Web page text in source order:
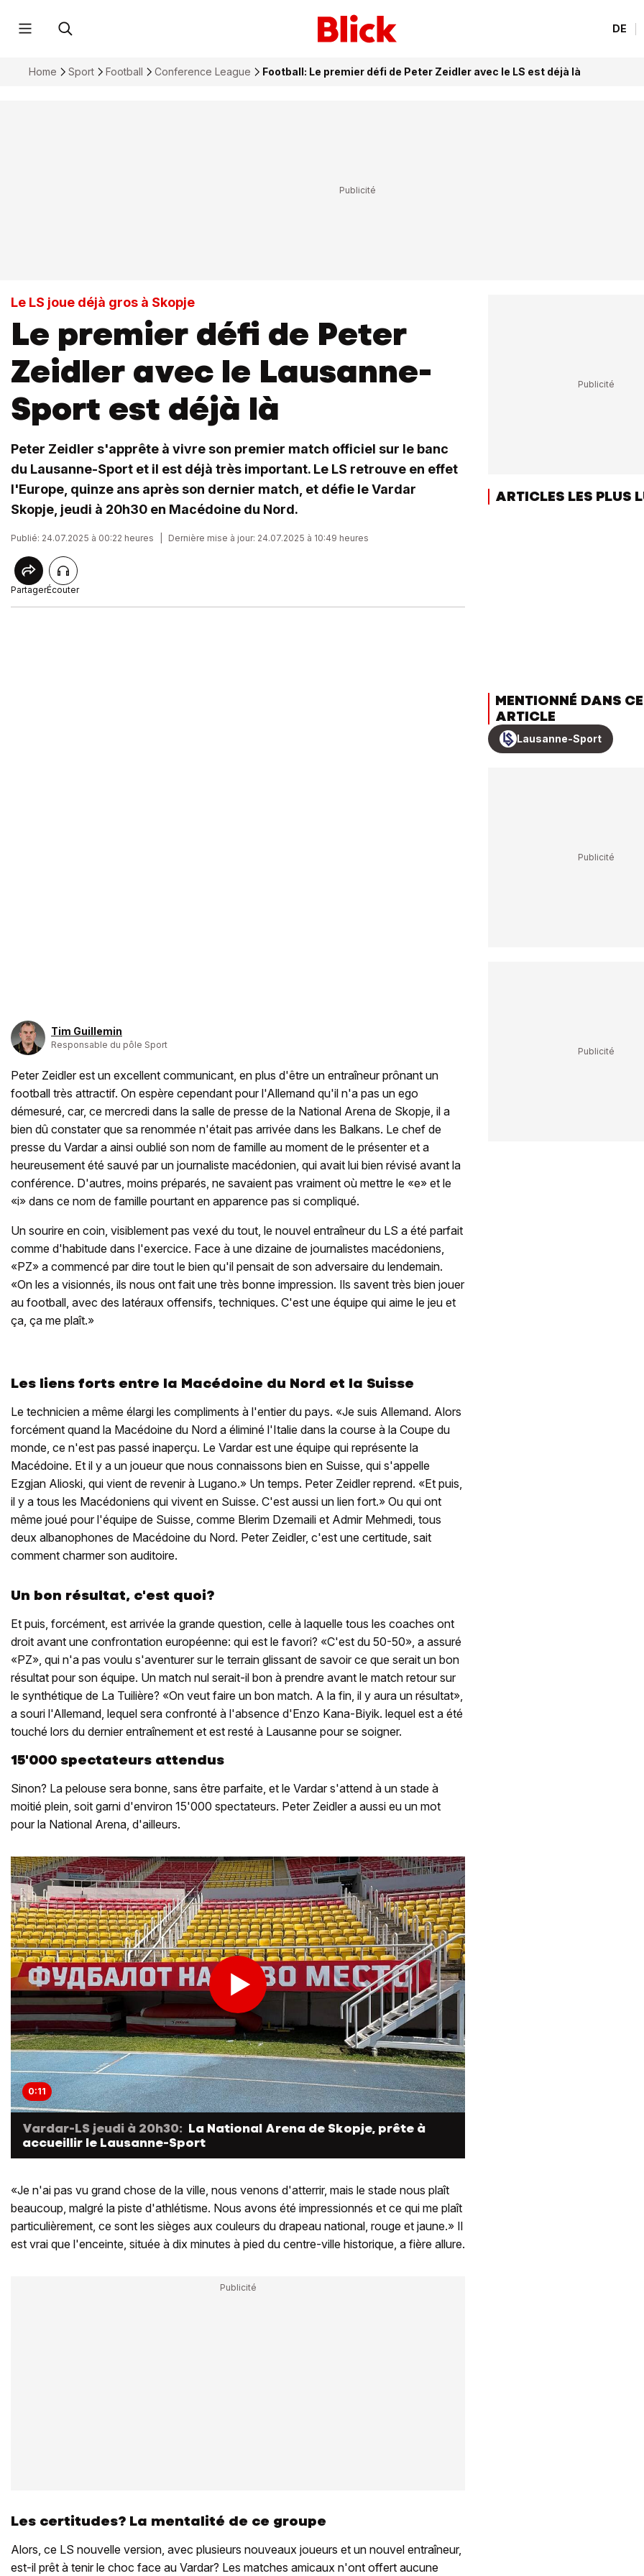
DE
Home Sport Football Conference League Football: Le premier défi de Peter Zeidler avec le LS est déjà là
Le LS joue déjà gros à Skopje
Le premier défi de Peter
Zeidler avec le Lausanne-
Sport est déjà là
Peter Zeidler s'apprête à vivre son premier match officiel sur le banc
du Lausanne-Sport et il est déjà très important. Le LS retrouve en effet
l'Europe, quinze ans après son dernier match, et défie le Vardar
Skopje, jeudi à 20h30 en Macédoine du Nord.
Publié: 24.07.2025 à 00:22 heures Dernière mise à jour: 24.07.2025 à 10:49 heures
PartagerÉcouter
Tim Guillemin
Responsable du pôle Sport
Peter Zeidler est un excellent communicant, en plus d'être un entraîneur prônant un
football très attractif. On espère cependant pour l'Allemand qu'il n'a pas un ego
démesuré, car, ce mercredi dans la salle de presse de la National Arena de Skopje, il a
bien dû constater que sa renommée n'était pas arrivée dans les Balkans. Le chef de
presse du Vardar a ainsi oublié son nom de famille au moment de le présenter et a
heureusement été sauvé par un journaliste macédonien, qui avait lui bien révisé avant la
conférence. D'autres, moins préparés, ne savaient pas vraiment où mettre le «e» et le
«i» dans ce nom de famille pourtant en apparence pas si compliqué.
Un sourire en coin, visiblement pas vexé du tout, le nouvel entraîneur du LS a été parfait
comme d'habitude dans l'exercice. Face à une dizaine de journalistes macédoniens,
«PZ» a commencé par dire tout le bien qu'il pensait de son adversaire du lendemain.
«On les a visionnés, ils nous ont fait une très bonne impression. Ils savent très bien jouer
au football, avec des latéraux offensifs, techniques. C'est une équipe qui aime le jeu et
ça, ça me plaît.»
Les liens forts entre la Macédoine du Nord et la Suisse
Le technicien a même élargi les compliments à l'entier du pays. «Je suis Allemand. Alors
forcément quand la Macédoine du Nord a éliminé l'Italie dans la course à la Coupe du
monde, ce n'est pas passé inaperçu. Le Vardar est une équipe qui représente la
Macédoine. Et il y a un joueur que nous connaissons bien en Suisse, qui s'appelle
Ezgjan Alioski, qui vient de revenir à Lugano.» Un temps. Peter Zeidler reprend. «Et puis,
il y a tous les Macédoniens qui vivent en Suisse. C'est aussi un lien fort.» Ou qui ont
même joué pour l'équipe de Suisse, comme Blerim Dzemaili et Admir Mehmedi, tous
deux albanophones de Macédoine du Nord. Peter Zeidler, c'est une certitude, sait
comment charmer son auditoire.
Un bon résultat, c'est quoi?
Et puis, forcément, est arrivée la grande question, celle à laquelle tous les coaches ont
droit avant une confrontation européenne: qui est le favori? «C'est du 50-50», a assuré
«PZ», qui n'a pas voulu s'aventurer sur le terrain glissant de savoir ce que serait un bon
résultat pour son équipe. Un match nul serait-il bon à prendre avant le match retour sur
le synthétique de La Tuilière? «On veut faire un bon match. A la fin, il y aura un résultat»,
a souri l'Allemand, lequel sera confronté à l'absence d'Enzo Kana-Biyik. lequel est a été
touché lors du dernier entraînement et est resté à Lausanne pour se soigner.
15'000 spectateurs attendus
Sinon? La pelouse sera bonne, sans être parfaite, et le Vardar s'attend à un stade à
moitié plein, soit garni d'environ 15'000 spectateurs. Peter Zeidler a aussi eu un mot
pour la National Arena, d'ailleurs.
0:11
Vardar-LS jeudi à 20h30: La National Arena de Skopje, prête à
accueillir le Lausanne-Sport
«Je n'ai pas vu grand chose de la ville, nous venons d'atterrir, mais le stade nous plaît
beaucoup, malgré la piste d'athlétisme. Nous avons été impressionnés et ce qui me plaît
particulièrement, ce sont les sièges aux couleurs du drapeau national, rouge et jaune.» Il
est vrai que l'enceinte, située à dix minutes à pied du centre-ville historique, a fière allure.
Les certitudes? La mentalité de ce groupe
Alors, ce LS nouvelle version, avec plusieurs nouveaux joueurs et un nouvel entraîneur,
est-il prêt à tenir le choc face au Vardar? Les matches amicaux n'ont offert aucune
ARTICLES LES PLUS
MENTIONNÉ DANS
ARTICLE
Lausanne-Sport